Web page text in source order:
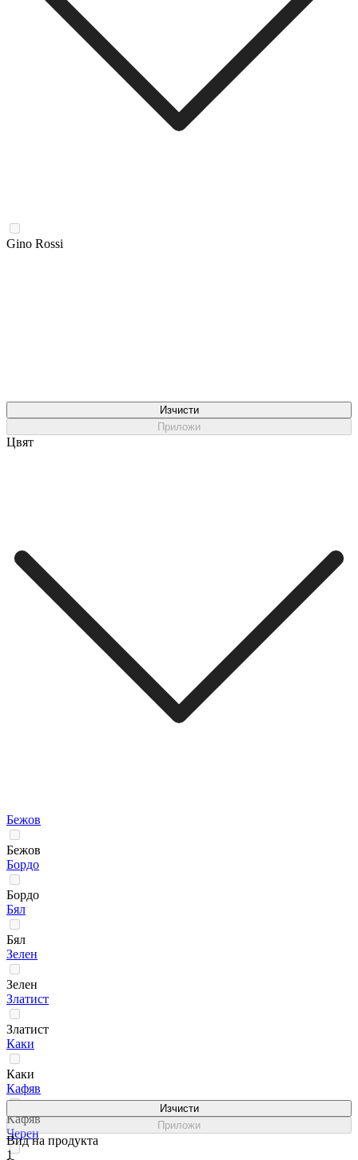
Gino Rossi
Изчисти
Приложи
Цвят
Бежов
Бежов
Бордо
Бордо
Бял
Бял
Зелен
Зелен
Златист
Златист
Каки
Каки
Кафяв
Кафяв
Черен
Изчисти
Приложи
Вид на продукта
1